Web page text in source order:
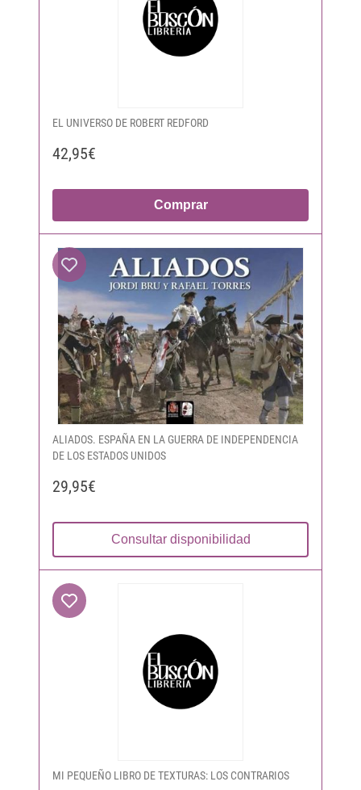
EL UNIVERSO DE ROBERT REDFORD
42,95€
Comprar
ALIADOS. ESPAÑA EN LA GUERRA DE INDEPENDENCIA
DE LOS ESTADOS UNIDOS
29,95€
Consultar disponibilidad
MI PEQUEÑO LIBRO DE TEXTURAS: LOS CONTRARIOS